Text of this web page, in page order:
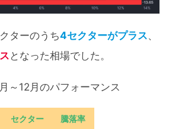
ターのうち4セクターがプラス、
となった相場でした。
～12月のパフォーマンス
セクター 騰落率